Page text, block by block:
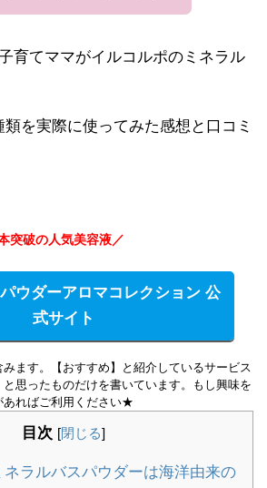
育てママがイルコルポのミネラル
を実際に使ってみた感想と口コミ
突破の人気美容液／
ウダーアロマコレクション 公
式サイト
ます。【おすすめ】と紹介しているサービス
思ったものだけを書いています。もし興味を
あればご利用ください★
目次 [閉じる]
ラルバスパウダーは海洋由来の